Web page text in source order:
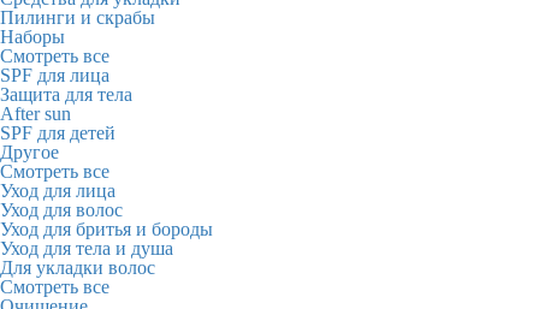
Пилинги и скрабы
Наборы
Смотреть все
SPF для лица
Защита для тела
After sun
SPF для детей
Другое
Смотреть все
Уход для лица
Уход для волос
Уход для бритья и бороды
Уход для тела и душа
Для укладки волос
Смотреть все